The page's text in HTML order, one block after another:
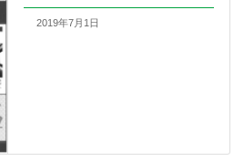
2019年7月1日